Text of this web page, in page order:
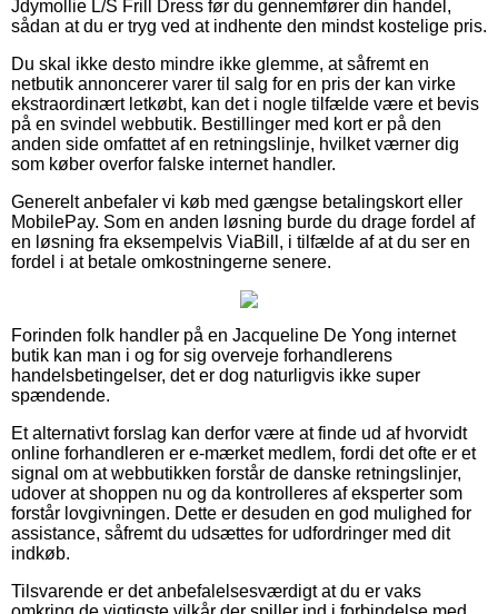
Jdymollie L/S Frill Dress før du gennemfører din handel,
sådan at du er tryg ved at indhente den mindst kostelige pris.
Du skal ikke desto mindre ikke glemme, at såfremt en
netbutik annoncerer varer til salg for en pris der kan virke
ekstraordinært letkøbt, kan det i nogle tilfælde være et bevis
på en svindel webbutik. Bestillinger med kort er på den
anden side omfattet af en retningslinje, hvilket værner dig
som køber overfor falske internet handler.
Generelt anbefaler vi køb med gængse betalingskort eller
MobilePay. Som en anden løsning burde du drage fordel af
en løsning fra eksempelvis ViaBill, i tilfælde af at du ser en
fordel i at betale omkostningerne senere.
Forinden folk handler på en Jacqueline De Yong internet
butik kan man i og for sig overveje forhandlerens
handelsbetingelser, det er dog naturligvis ikke super
spændende.
Et alternativt forslag kan derfor være at finde ud af hvorvidt
online forhandleren er e-mærket medlem, fordi det ofte er et
signal om at webbutikken forstår de danske retningslinjer,
udover at shoppen nu og da kontrolleres af eksperter som
forstår lovgivningen. Dette er desuden en god mulighed for
assistance, såfremt du udsættes for udfordringer med dit
indkøb.
Tilsvarende er det anbefalelsesværdigt at du er vaks